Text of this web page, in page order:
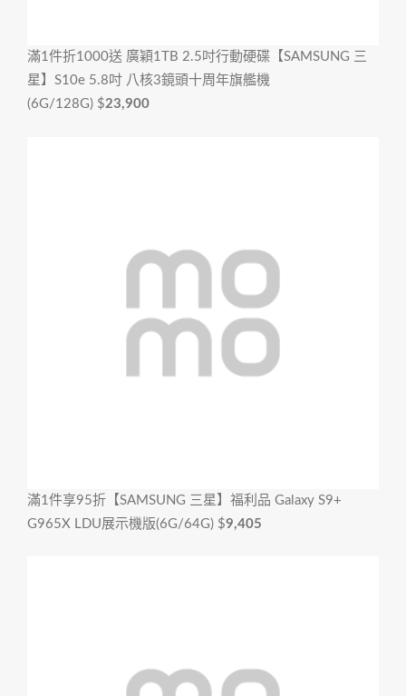
滿1件折1000送 廣穎1TB 2.5吋行動硬碟【SAMSUNG 三
星】S10e 5.8吋 八核3鏡頭十周年旗艦機
(6G/128G) $23,900
滿1件享95折 【SAMSUNG 三星】福利品 Galaxy S9+
G965X LDU展示機版(6G/64G) $9,405